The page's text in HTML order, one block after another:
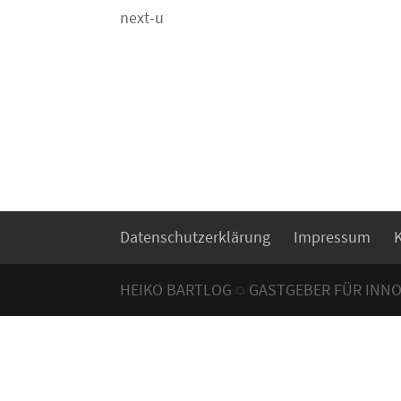
next-u
Datenschutzerklärung Impressum
HEIKO BARTLOG ◌ GASTGEBER FÜR